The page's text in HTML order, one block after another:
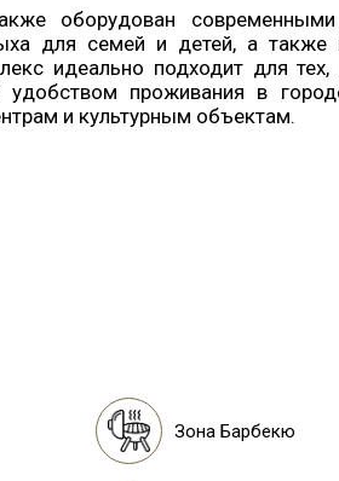
оборудован
для семей и детей, а также
идеально подходит для
удобством проживания в
и культурным объектам.
Зона Барбекю